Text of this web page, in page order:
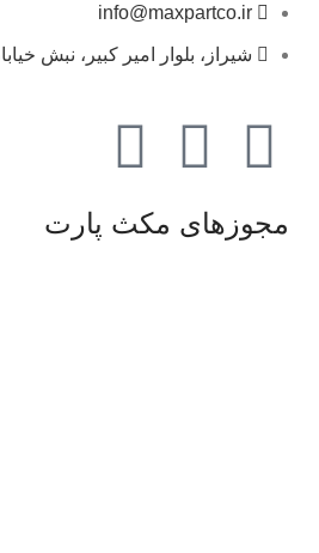
info@maxpartco.ir
شیراز، بلوار امیر کبیر، نبش
مجوزهای مکث پارت